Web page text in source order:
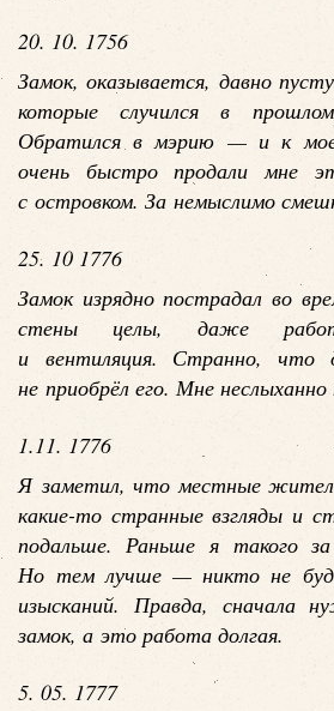
20. 10. 1756
Замок, оказывается, давно
которые случился в
Обратился в мэрию — и к
очень быстро продали мне
с островком. За немыслимо
25. 10 1776
Замок изрядно пострадал во
стены целы, даже
и вентиляция. Странно, что
не приобрёл его. Мне неслыханно
1.11. 1776
Я заметил, что местные
какие-то странные взгляды и
подальше. Раньше я такого
Но тем лучше — никто не
изысканий. Правда, сначала
замок, а это работа долгая.
5. 05. 1777